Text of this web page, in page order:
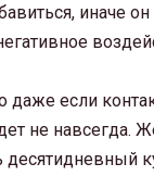
иначе он
даже если
не навсегда.
десятидневный